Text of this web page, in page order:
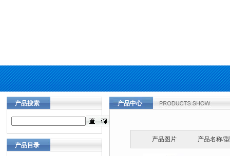
产品搜索
产品目录
产品中心
产品图片 产品名称/